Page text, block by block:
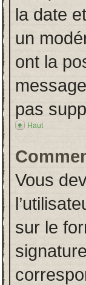
la date
un
ont la
pas
Haut
Vous
sur le